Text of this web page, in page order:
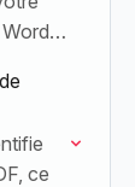
ce